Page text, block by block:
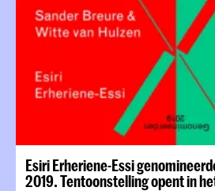
Esiri Erheriene-Essi
2019. Tentoonstelling opent in